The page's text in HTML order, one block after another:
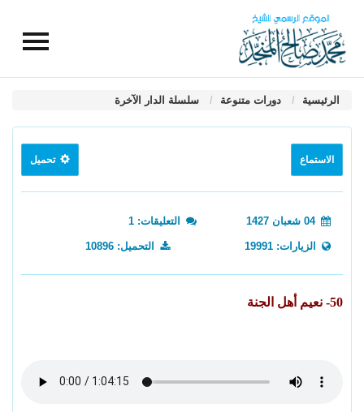
الرئيسية دورات متنوعة سلسلة الدار الآخرة
الاستماع تحميل
04 شعبان 1427 التعليقات: 1
الزيارات: 19991 التحميل: 10896
50- نعيم أهل الجنة